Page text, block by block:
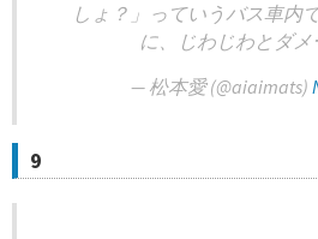
しょ？」っていうバス車内
に、じわじわとダ
— 松本愛 (@aiaimats)
9